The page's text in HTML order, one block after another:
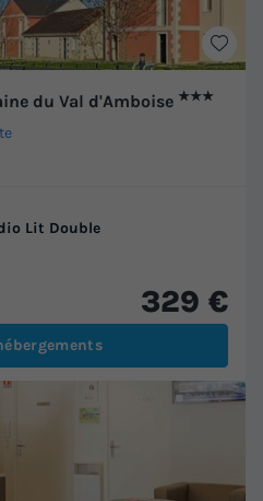
du Val d'Amboise ★★★
Lit Double
329 €